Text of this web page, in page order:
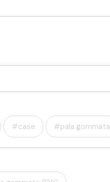
#case #pala gommata